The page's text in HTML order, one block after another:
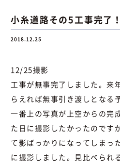
小糸道路その5工事完了！
2018.12.25
12/25撮影
工事が無事完了しました。来
らえれば無事引き渡しとなる
一番上の写真が上空からの完
た日に撮影したかったのです
て影ばっかりになってしまっ
に撮影しました。見比べられ